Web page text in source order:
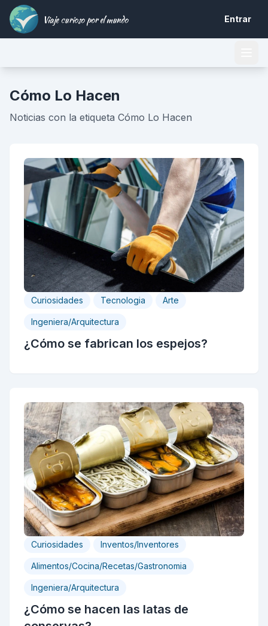
Viaje curioso por el mundo Entrar
Cómo Lo Hacen
Noticias con la etiqueta Cómo Lo Hacen
Curiosidades Tecnologia Arte
Ingeniera/Arquitectura
¿Cómo se fabrican los espejos?
Curiosidades Inventos/Inventores
Alimentos/Cocina/Recetas/Gastronomia
Ingeniera/Arquitectura
¿Cómo se hacen las latas de